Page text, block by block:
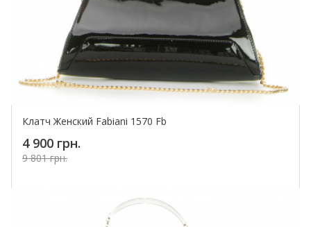
Клатч Женский Fabiani 1570 Fb
4 900 грн.
9 801 грн.